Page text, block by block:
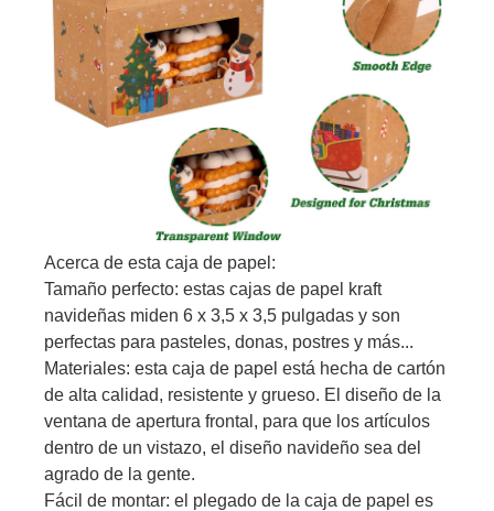
Acerca de esta caja de papel:
Tamaño perfecto: estas cajas de papel kraft
navideñas miden 6 x 3,5 x 3,5 pulgadas y son
perfectas para pasteles, donas, postres y más...
Materiales: esta caja de papel está hecha de cartón
de alta calidad, resistente y grueso. El diseño de la
ventana de apertura frontal, para que los artículos
dentro de un vistazo, el diseño navideño sea del
agrado de la gente.
Fácil de montar: el plegado de la caja de papel es